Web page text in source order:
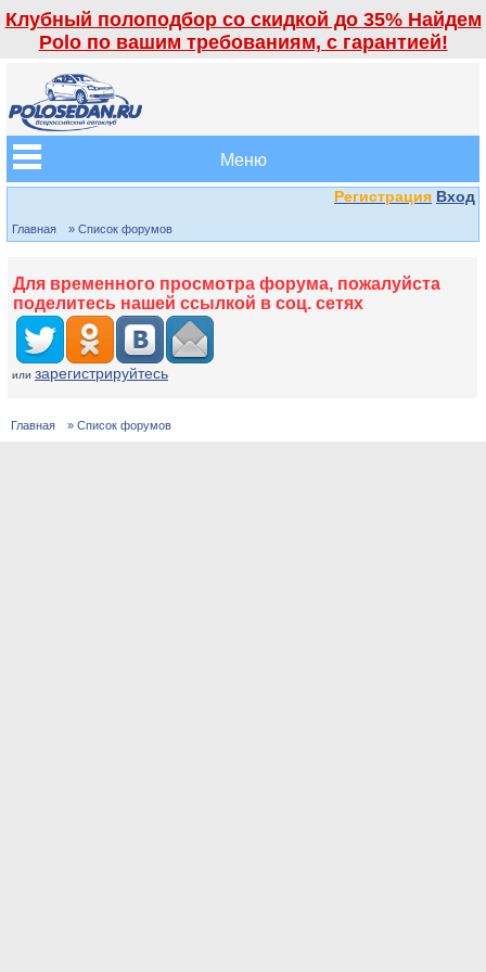
Клубный полоподбор со скидкой до 35% Найдем
Polo по вашим требованиям, с гарантией!
Меню
Регистрация Вход
Главная » Список форумов
Для временного просмотра форума, пожалуйста
поделитесь нашей ссылкой в соц. сетях
или зарегистрируйтесь
Главная » Список форумов